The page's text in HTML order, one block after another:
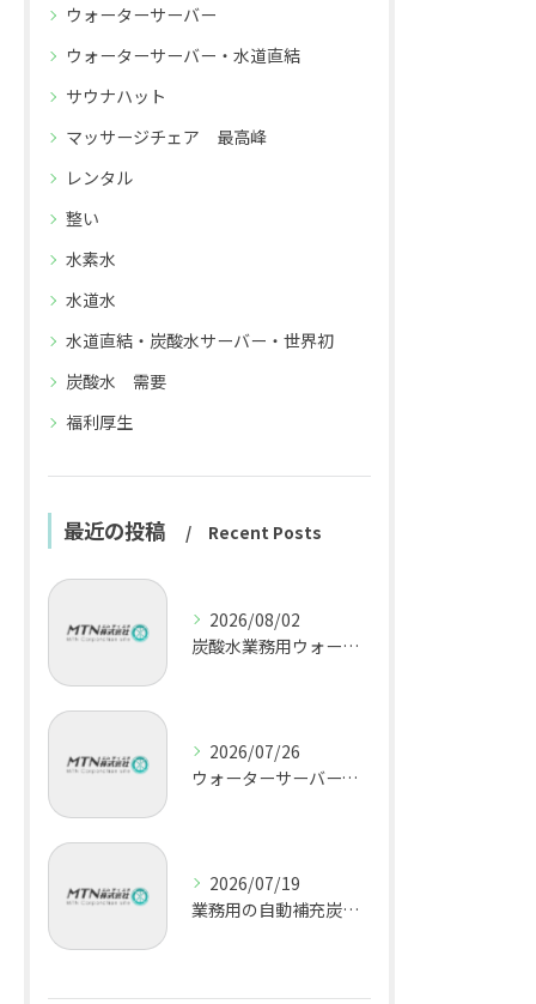
ウォーターサーバー
ウォーターサーバー・水道直結
サウナハット
マッサージチェア 最高峰
レンタル
整い
水素水
水道水
水道直結・炭酸水サーバー・世界初
炭酸水 需要
福利厚生
最近の投稿 Recent Posts
2026/08/02
炭酸水業務用ウォーターサーバーで警報が鳴る原因と即対応の手順徹底ガイド
2026/07/26
ウォーターサーバーで炭酸水と環境対応を両立する東京都三鷹市での新しい選択肢
2026/07/19
業務用の自動補充炭酸水ユニットでコスト削減と高品質を両立する選び方ガイド